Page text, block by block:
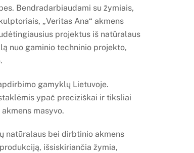
Bendradarbiaudami su žymiais,
„Veritas Ana“ akmens
projektus iš natūralaus
nuo gaminio techninio projekto,
gamyklų Lietuvoje.
ypač preciziškai ir tiksliai
masyvo.
natūralaus bei dirbtinio akmens
išsiskiriančia žymia,